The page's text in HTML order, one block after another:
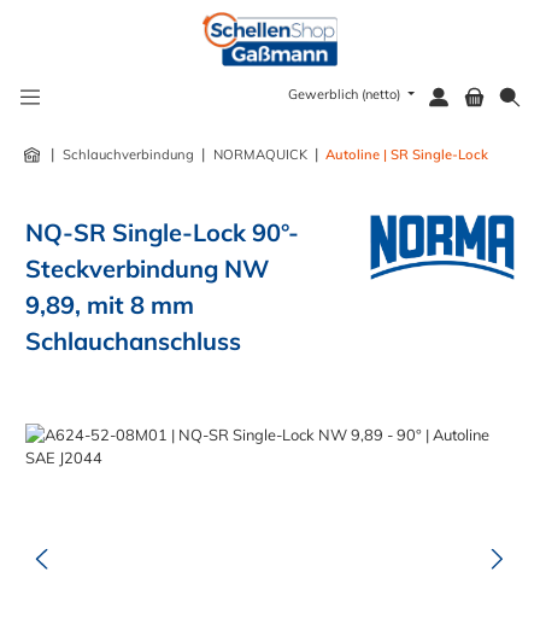
Gewerblich (netto)
| Schlauchverbindung | NORMAQUICK | Autoline | SR Single-Lock
NQ-SR Single-Lock 90°-
Steckverbindung NW
9,89, mit 8 mm
Schlauchanschluss
Bildergalerie überspringen